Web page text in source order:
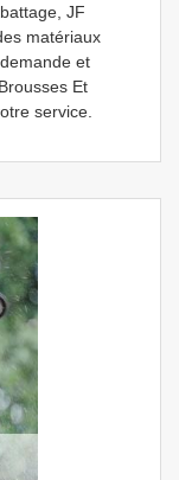
JF
matériaux
et
Et
service.